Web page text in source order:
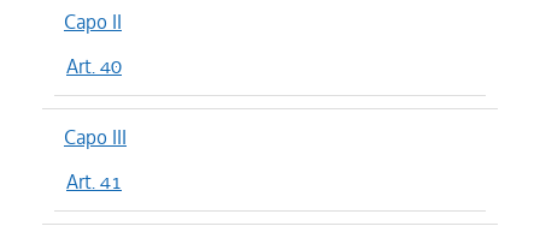
Capo II
Art. 40
Capo III
Art. 41